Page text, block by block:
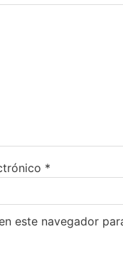
*
este navegador